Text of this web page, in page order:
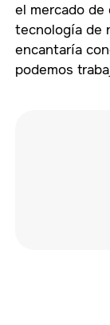
el mercado de
tecnología de
encantaría
podemos